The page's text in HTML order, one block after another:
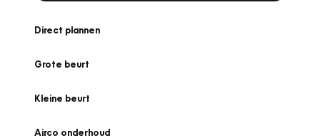
Direct plannen
Grote beurt
Kleine beurt
Airco onderhoud